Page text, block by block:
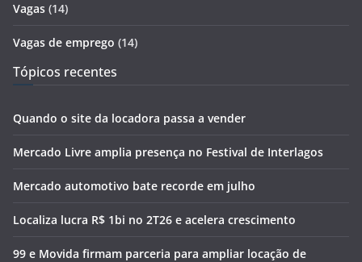
Vagas (14)
Vagas de emprego (14)
Tópicos recentes
Quando o site da locadora passa a vender
Mercado Livre amplia presença no Festival de Interlagos
Mercado automotivo bate recorde em julho
Localiza lucra R$ 1bi no 2T26 e acelera crescimento
99 e Movida firmam parceria para ampliar locação de